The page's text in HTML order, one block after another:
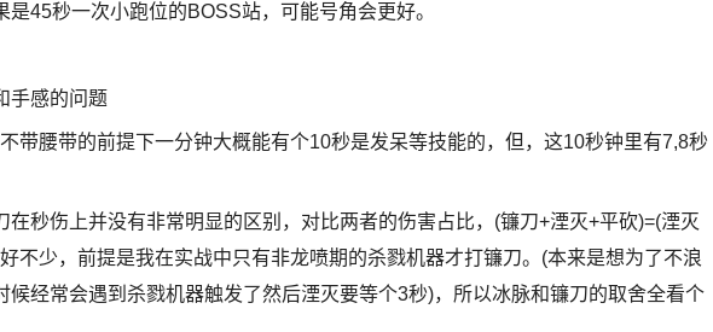
45秒一次小跑位的BOSS站，可能号角会更好。
手感的问题
带腰带的前提下一分钟大概能有个10秒是发呆等技能的，但，这10秒钟里有7,8秒
秒伤上并没有非常明显的区别，对比两者的伤害占比，(镰刀+湮灭+平砍)=(湮灭
不少，前提是我在实战中只有非龙喷期的杀戮机器才打镰刀。(本来是想为了不浪
候经常会遇到杀戮机器触发了然后湮灭要等个3秒)，所以冰脉和镰刀的取舍全看个